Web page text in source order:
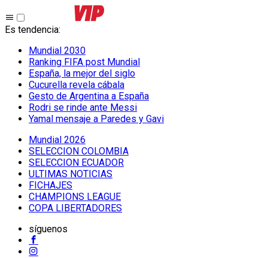
Es tendencia:
Mundial 2030
Ranking FIFA post Mundial
España, la mejor del siglo
Cucurella revela cábala
Gesto de Argentina a España
Rodri se rinde ante Messi
Yamal mensaje a Paredes y Gavi
Mundial 2026
SELECCION COLOMBIA
SELECCION ECUADOR
ULTIMAS NOTICIAS
FICHAJES
CHAMPIONS LEAGUE
COPA LIBERTADORES
síguenos